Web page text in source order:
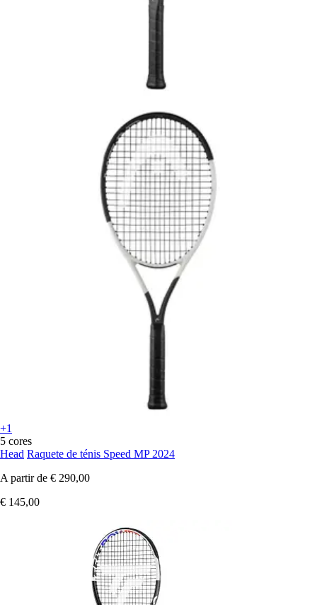
+1
5 cores
Head Raquete de ténis Speed MP 2024
A partir de € 290,00
€ 145,00